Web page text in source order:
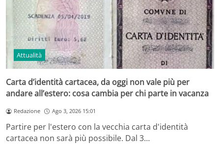
Attualità
Carta d’identità cartacea, da oggi non vale più per
andare all’estero: cosa cambia per chi parte in vacanza
Redazione Ago 3, 2026 15:01
Partire per l'estero con la vecchia carta d'identità
cartacea non sarà più possibile. Dal 3…